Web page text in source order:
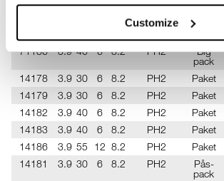
Customize
Z111055 3.9 55 6 8.2 PH2 Bandad
8.2 PH2
71186 3.9 40 6 8.2 PH2
Big
pack
14178 3.9 30 6 8.2 PH2 Paket
14179
3.9 30 6 8.2 PH2 Paket
14182
3.9 40 6 8.2 PH2 Paket
14183
3.9 40 6 8.2 PH2 Paket
14186
3.9 55 12 8.2 PH2 Paket
14181
3.9 30 6 8.2 PH2
Pås-
pack